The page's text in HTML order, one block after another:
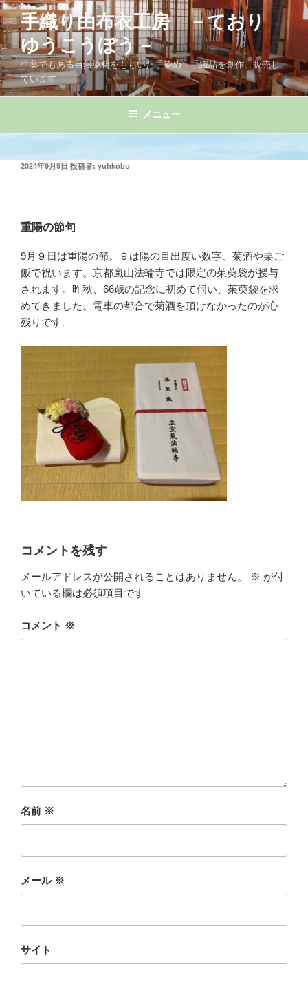
コ
ン
テ
ン
ツ
へ
手織り由布衣工房 －ており
ゆうこうぼう－
生薬でもある自然染料をもちいた手染め 手織品を創作、販売し
ています
メニュー
投
2024年9月9日 投稿者: yuhkobo
重陽の節句
9月９日は重陽の節。９は陽の目出度い数字、菊酒や栗ご
飯で祝います。京都嵐山法輪寺では限定の茱萸袋が授与
されます。昨秋、66歳の記念に初めて伺い、茱萸袋を求
めてきました。電車の都合で菊酒を頂けなかったのが心
残りです。
コメントを残す
メールアドレスが公開されることはありません。 ※ が付
いている欄は必須項目です
コメント ※
名前 ※
メール ※
サイト